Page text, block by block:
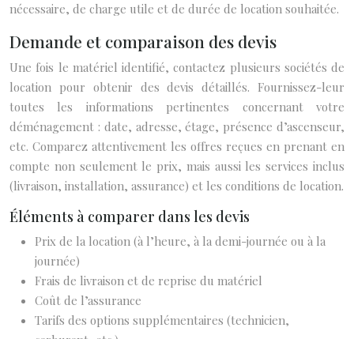
nécessaire, de charge utile et de durée de location souhaitée.
Demande et comparaison des devis
Une fois le matériel identifié, contactez plusieurs sociétés de
location pour obtenir des devis détaillés. Fournissez-leur
toutes les informations pertinentes concernant votre
déménagement : date, adresse, étage, présence d’ascenseur,
etc. Comparez attentivement les offres reçues en prenant en
compte non seulement le prix, mais aussi les services inclus
(livraison, installation, assurance) et les conditions de location.
Éléments à comparer dans les devis
Prix de la location (à l’heure, à la demi-journée ou à la
journée)
Frais de livraison et de reprise du matériel
Coût de l’assurance
Tarifs des options supplémentaires (technicien,